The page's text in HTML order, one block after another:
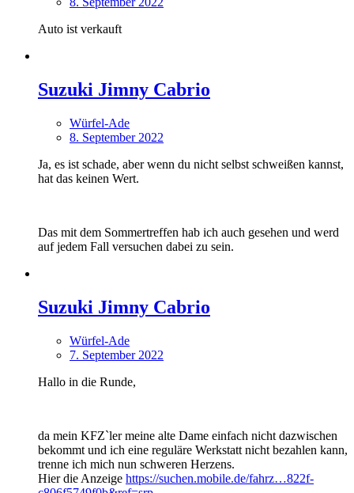
Auto ist verkauft
Suzuki Jimny Cabrio
Würfel-Ade
8. September 2022
Ja, es ist schade, aber wenn du nicht selbst schweißen kannst,
hat das keinen Wert.
Das mit dem Sommertreffen hab ich auch gesehen und werd
auf jedem Fall versuchen dabei zu sein.
Suzuki Jimny Cabrio
Würfel-Ade
7. September 2022
Hallo in die Runde,
da mein KFZ`ler meine alte Dame einfach nicht dazwischen
bekommt und ich eine reguläre Werkstatt nicht bezahlen kann,
trenne ich mich nun schweren Herzens.
Hier die Anzeige https://suchen.mobile.de/fahrz…822f-